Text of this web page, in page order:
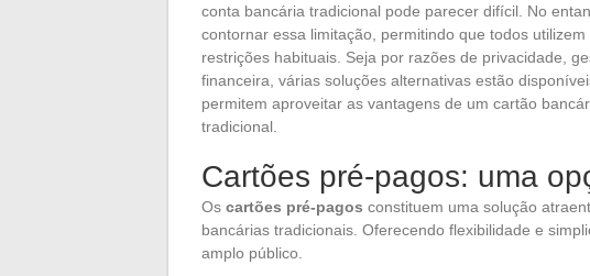
conta bancária tradicional pode parecer difícil. No
contornar essa limitação, permitindo que todos
restrições habituais. Seja por razões de privacidade,
financeira, várias soluções alternativas estão
permitem aproveitar as vantagens de um cartão
tradicional.
Cartões pré-pagos: uma
Os cartões pré-pagos constituem uma solução
bancárias tradicionais. Oferecendo flexibilidade e
amplo público.